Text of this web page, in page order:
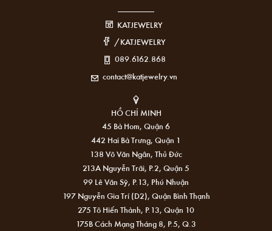
KATJEWELRY
/KATJEWELRY
089.6162.868
contact@katjewelry.vn
HỒ CHÍ MINH
45 Bà Hom, Quận 6
442 Hai Bà Trưng, Quận 1
138 Võ Văn Ngân, Thủ Đức
213A Nguyễn Trãi, P.2, Quận 5
99 Lê Văn Sỹ, P.13, Phú Nhuận
197 Nguyễn Gia Trí (D2), Quận Bình Thạnh
275 Tô Hiến Thành, P.13, Quận 10
175B Cách Mạng Tháng 8, P.5, Q.3